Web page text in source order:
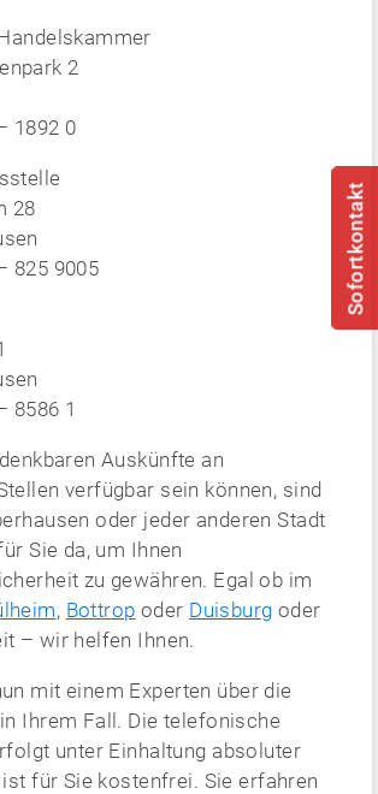
2
1892 0
28
825 9005
8586 1
Auskünfte an
verfügbar sein können, sind
oder jeder anderen Stadt
Sie da, um Ihnen
zu gewähren. Egal ob im
, Bottrop oder Duisburg oder
– wir helfen Ihnen.
mit einem Experten über die
Ihrem Fall. Die telefonische
unter Einhaltung absoluter
für Sie kostenfrei. Sie erfahren
Sofortkontakt